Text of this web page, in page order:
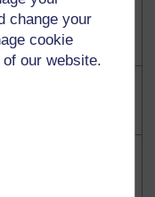
change your
cookie
our website.